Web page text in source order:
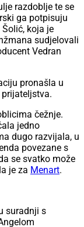
razdoblje te se
ga potpisuju
Šolić, koja je
sudjelovali
Vedran
pronašla u
čežnje.
jedno
dugo razvijala, u
povezane s
se svatko može
je za Menart.
suradnji s